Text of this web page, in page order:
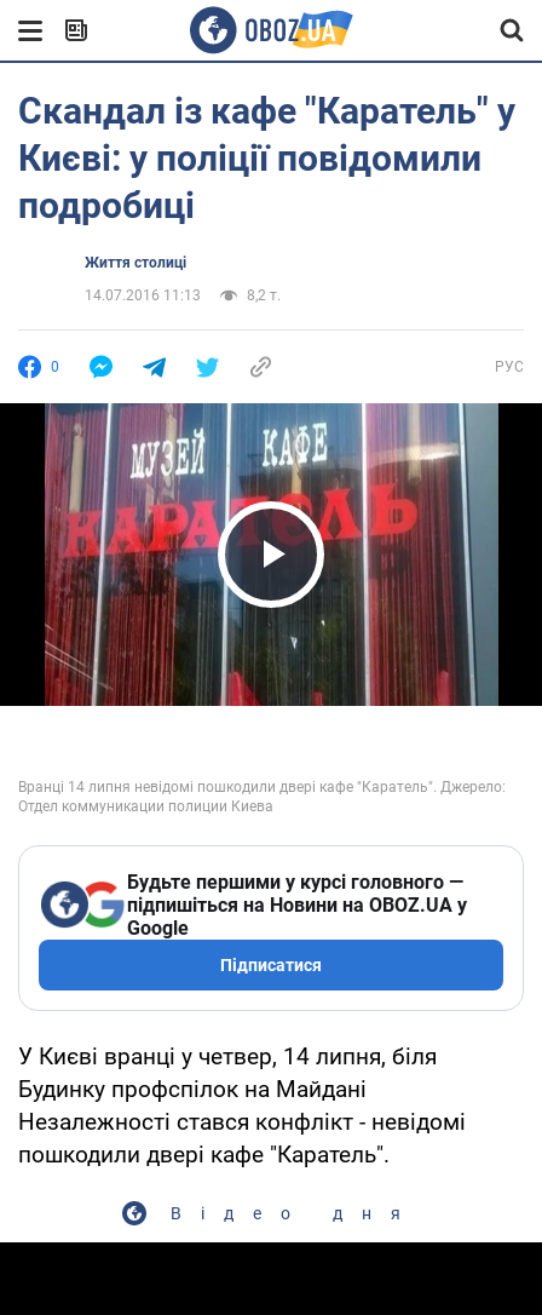
Скандал із кафе "Каратель" у
Києві: у поліції повідомили
подробиці
Життя столиці
14.07.2016 11:13
8,2 т.
0 РУС
Play Video
Будьте першими у курсі головного —
підпишіться на Новини на OBOZ.UA у
Google
Підписатися
У Києві вранці у четвер, 14 липня, біля
Будинку профспілок на Майдані
Незалежності стався конфлікт - невідомі
пошкодили двері кафе "Каратель".
Відео дня